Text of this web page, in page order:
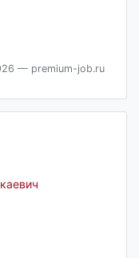
— premium-job.ru